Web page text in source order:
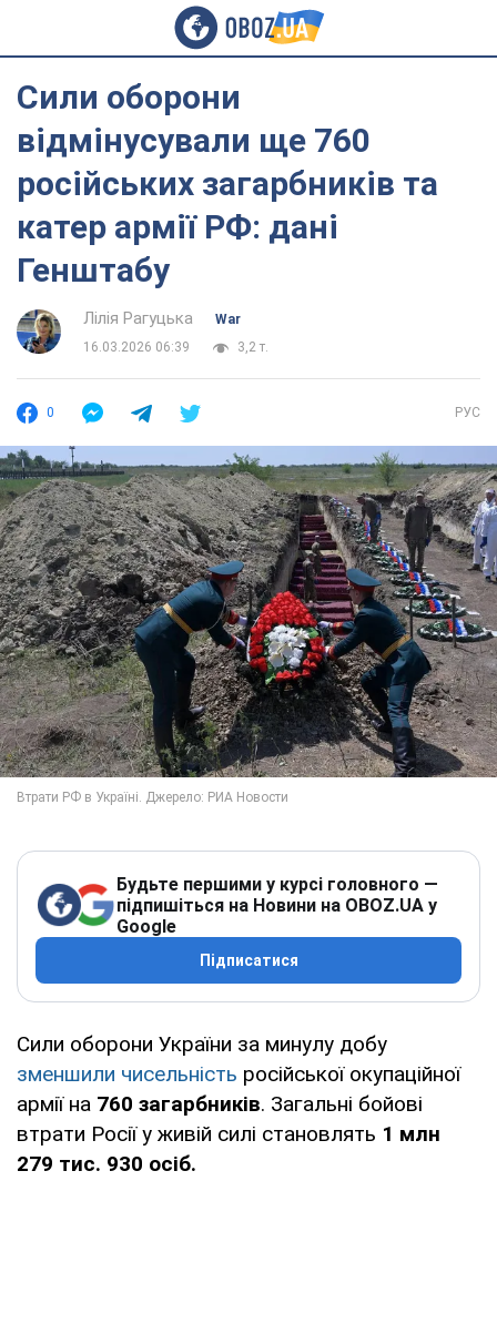
Сили оборони
відмінусували ще 760
російських загарбників та
катер армії РФ: дані
Генштабу
Лілія Рагуцька
War
16.03.2026 06:39
3,2 т.
0 РУС
Будьте першими у курсі головного —
підпишіться на Новини на OBOZ.UA у
Google
Підписатися
Сили оборони України за минулу добу
зменшили чисельність російської окупаційної
армії на 760 загарбників. Загальні бойові
втрати Росії у живій силі становлять 1 млн
279 тис. 930 осіб.